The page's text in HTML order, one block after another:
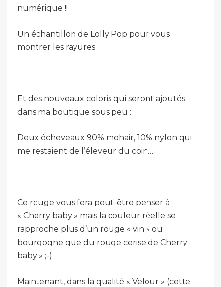
numérique !!
Un échantillon de Lolly Pop pour vous
montrer les rayures :
Et des nouveaux coloris qui seront ajoutés
dans ma boutique sous peu :
Deux écheveaux 90% mohair, 10% nylon qui
me restaient de l’éleveur du coin…
Ce rouge vous fera peut-être penser à
« Cherry baby » mais la couleur réelle se
rapproche plus d’un rouge « vin » ou
bourgogne que du rouge cerise de Cherry
baby » ;-)
Maintenant, dans la qualité « Velour » (cette